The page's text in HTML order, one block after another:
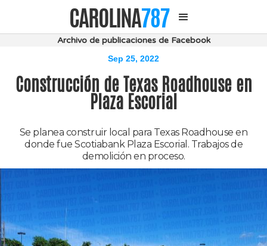
CAROLINA787
Archivo de publicaciones de Facebook
Sep 25, 2022
Construcción de Texas Roadhouse en
Plaza Escorial
Se planea construir local para Texas Roadhouse en
donde fue Scotiabank Plaza Escorial. Trabajos de
demolición en proceso.